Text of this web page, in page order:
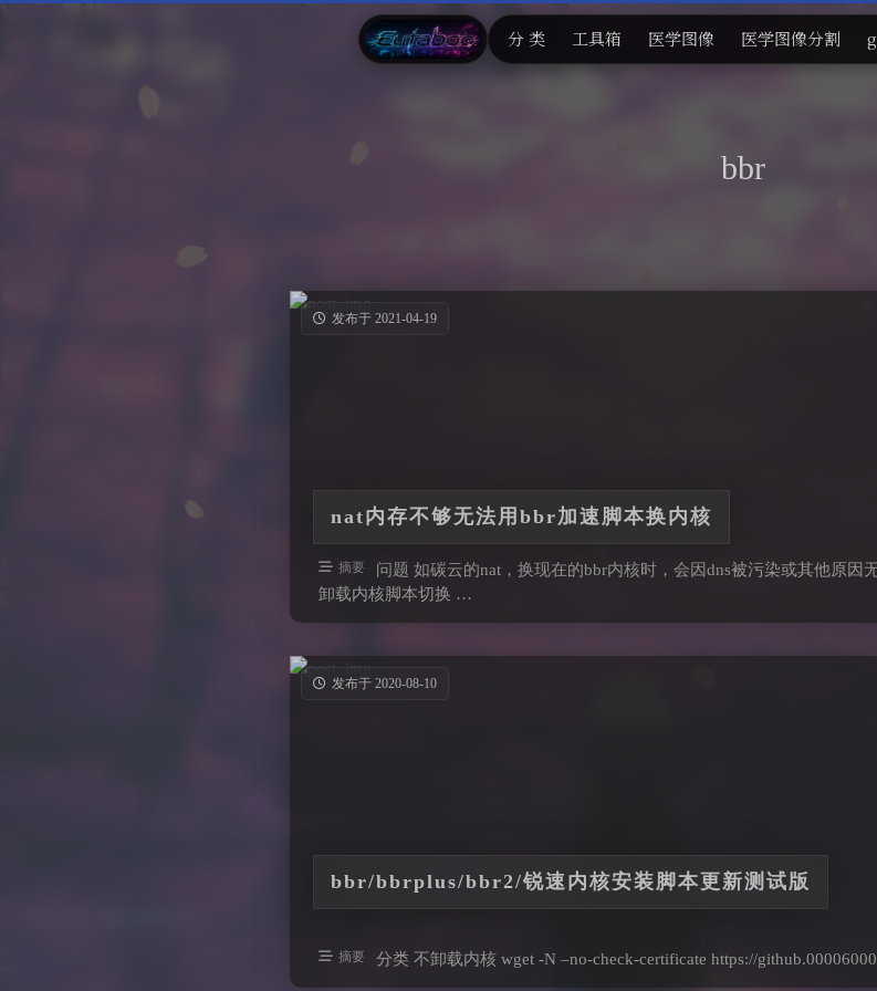
分 类 工具箱 医学图像 医学图像分割
bbr
发布于 2021-04-19
nat内存不够无法用bbr加速脚本换内核
摘要
问题 如碳云的nat，换现在的bbr内核时，会因dns被污染或其他原因
卸载内核脚本切换 …
发布于 2020-08-10
bbr/bbrplus/bbr2/锐速内核安装脚本更新测试版
摘要 分类 不卸载内核 wget -N –no-check-certificate https://